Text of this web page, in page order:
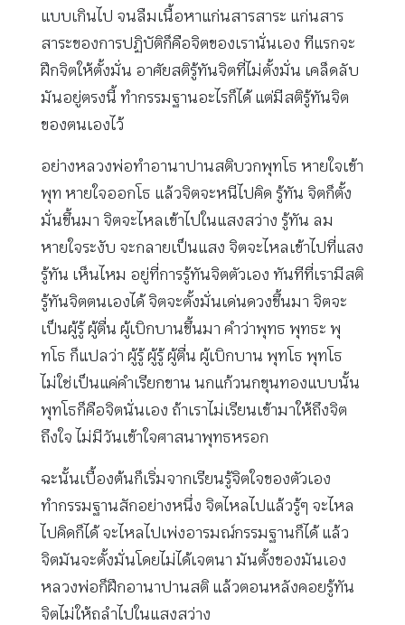
แบบเกินไป จนลืมเนื้อหาแก่นสารสาระ แก่นสาร
สาระของการปฏิบัติก็คือจิตของเรานั่นเอง ทีแรกจะ
ฝึกจิตให้ตั้งมั่น อาศัยสติรู้ทันจิตที่ไม่ตั้งมั่น เคล็ดลับ
มันอยู่ตรงนี้ ทำกรรมฐานอะไรก็ได้ แต่มีสติรู้ทันจิต
ของตนเองไว้
อย่างหลวงพ่อทำอานาปานสติบวกพุทโธ หายใจเข้า
พุท หายใจออกโธ แล้วจิตจะหนีไปคิด รู้ทัน จิตก็ตั้ง
มั่นขึ้นมา จิตจะไหลเข้าไปในแสงสว่าง รู้ทัน ลม
หายใจระงับ จะกลายเป็นแสง จิตจะไหลเข้าไปที่แสง
รู้ทัน เห็นไหม อยู่ที่การรู้ทันจิตตัวเอง ทันทีที่เรามีสติ
รู้ทันจิตตนเองได้ จิตจะตั้งมั่นเด่นดวงขึ้นมา จิตจะ
เป็นผู้รู้ ผู้ตื่น ผู้เบิกบานขึ้นมา คำว่าพุทธ พุทธะ พุ
ทโธ ก็แปลว่า ผู้รู้ ผู้รู้ ผู้ตื่น ผู้เบิกบาน พุทโธ พุทโธ
ไม่ใช่เป็นแค่คำเรียกขาน นกแก้วนกขุนทองแบบนั้น
พุทโธก็คือจิตนั่นเอง ถ้าเราไม่เรียนเข้ามาให้ถึงจิต
ถึงใจ ไม่มีวันเข้าใจศาสนาพุทธหรอก
ฉะนั้นเบื้องต้นก็เริ่มจากเรียนรู้จิตใจของตัวเอง
ทำกรรมฐานสักอย่างหนึ่ง จิตไหลไปแล้วรู้ๆ จะไหล
ไปคิดก็ได้ จะไหลไปเพ่งอารมณ์กรรมฐานก็ได้ แล้ว
จิตมันจะตั้งมั่นโดยไม่ได้เจตนา มันตั้งของมันเอง
หลวงพ่อก็ฝึกอานาปานสติ แล้วตอนหลังคอยรู้ทัน
จิตไม่ให้ถลำไปในแสงสว่าง